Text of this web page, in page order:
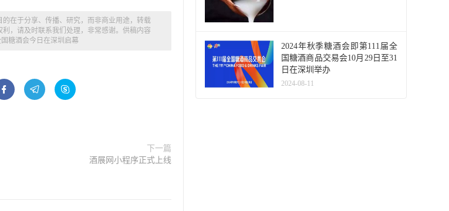
在于分享、传播、研究，而非商业用途，转载
，请及时联系我们处理，非常感谢。供稿内容
国糖酒会今日在深圳启幕
  
下一篇
酒展网小程序正式上线
2024年秋季糖酒会即第111届全
国糖酒商品交易会10月29日至31
日在深圳举办
2024-08-11